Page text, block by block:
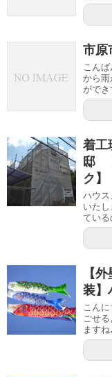
市原
こん
から雨
ができ
着工
邸
ク】
ハウス
いた
ている
【
装】
こん
ごせ
ます